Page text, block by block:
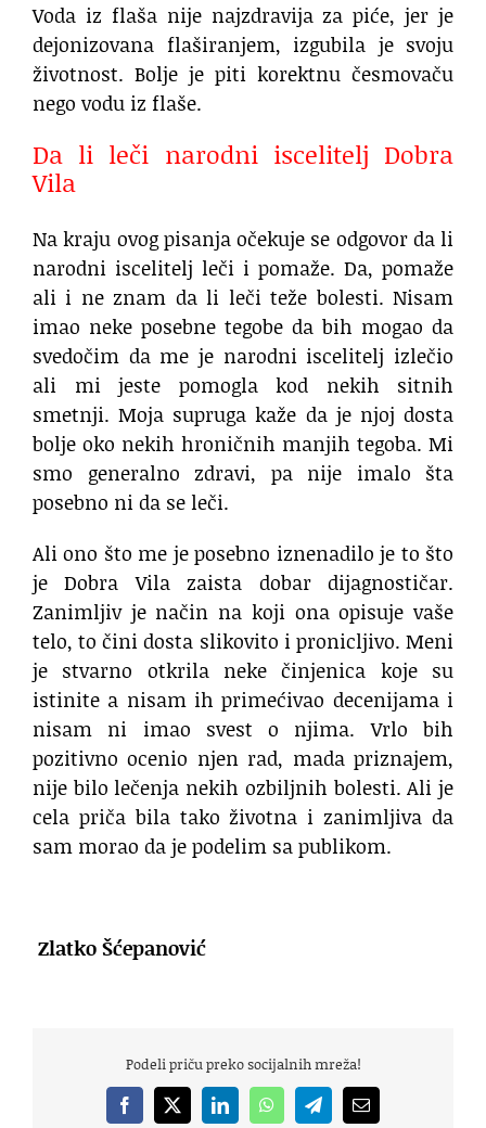
Voda iz flaša nije najzdravija za piće, jer je
dejonizovana flaširanjem, izgubila je svoju
životnost. Bolje je piti korektnu česmovaču
nego vodu iz flaše.
Da li leči narodni iscelitelj Dobra
Vila
Na kraju ovog pisanja očekuje se odgovor da li
narodni iscelitelj leči i pomaže. Da, pomaže
ali i ne znam da li leči teže bolesti. Nisam
imao neke posebne tegobe da bih mogao da
svedočim da me je narodni iscelitelj izlečio
ali mi jeste pomogla kod nekih sitnih
smetnji. Moja supruga kaže da je njoj dosta
bolje oko nekih hroničnih manjih tegoba. Mi
smo generalno zdravi, pa nije imalo šta
posebno ni da se leči.
Ali ono što me je posebno iznenadilo je to što
je Dobra Vila zaista dobar dijagnostičar.
Zanimljiv je način na koji ona opisuje vaše
telo, to čini dosta slikovito i pronicljivo. Meni
je stvarno otkrila neke činjenica koje su
istinite a nisam ih primećivao decenijama i
nisam ni imao svest o njima. Vrlo bih
pozitivno ocenio njen rad, mada priznajem,
nije bilo lečenja nekih ozbiljnih bolesti. Ali je
cela priča bila tako životna i zanimljiva da
sam morao da je podelim sa publikom.
Zlatko Šćepanović
Podeli priču preko socijalnih mreža!
Facebook
X LinkedInWhatsAppTelegramEmail